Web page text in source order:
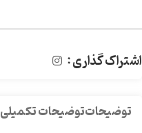
اشتراک گذاری :
توضیحاتتوضیحات تکمیلی